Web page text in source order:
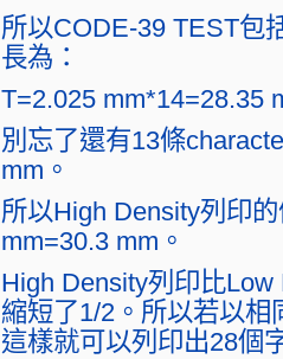
所以CODE-39 TEST包
長為：
T=2.025 mm*14=28.35
別忘了還有13條
mm。
所以High Density列印
mm=30.3 mm。
High Density列印比
縮短了1/2。所以若以
這樣就可以列印出28個